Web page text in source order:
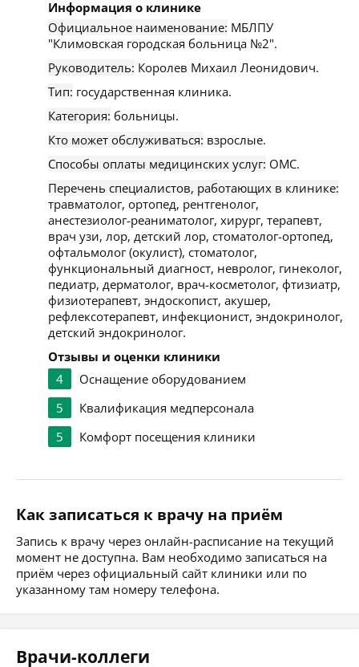
Информация о клинике
Официальное наименование: МБЛПУ
"Климовская городская больница №2".
Руководитель: Королев Михаил Леонидович.
Тип: государственная клиника.
Категория: больницы.
Кто может обслуживаться: взрослые.
Способы оплаты медицинских услуг: ОМС.
Перечень специалистов, работающих в клинике:
травматолог, ортопед, рентгенолог,
анестезиолог-реаниматолог, хирург, терапевт,
врач узи, лор, детский лор, стоматолог-ортопед,
офтальмолог (окулист), стоматолог,
функциональный диагност, невролог, гинеколог,
педиатр, дерматолог, врач-косметолог, фтизиатр,
физиотерапевт, эндоскопист, акушер,
рефлексотерапевт, инфекционист, эндокринолог,
детский эндокринолог.
Отзывы и оценки клиники
4
Оснащение оборудованием
5
Квалификация медперсонала
5
Комфорт посещения клиники
Как записаться к врачу на приём
Запись к врачу через онлайн-расписание на текущий
момент не доступна. Вам необходимо записаться на
приём через официальный сайт клиники или по
указанному там номеру телефона.
Врачи-коллеги